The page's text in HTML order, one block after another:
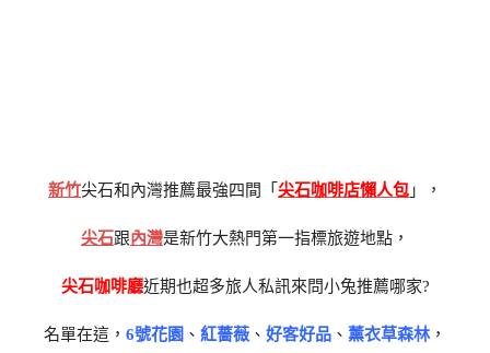
新竹尖石和內灣推薦最強四間「 尖石咖啡店懶人包 」，
尖石跟內灣是新竹大熱門第一指標旅遊地點，
尖石咖啡廳近期也超多旅人私訊來問小兔推薦哪家?
名單在這， 6號花園 、 紅薔薇 、 好客好品 、 薰衣草森林 ，